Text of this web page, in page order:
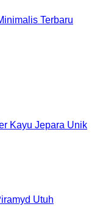
Terbaru
Kayu Jepara Unik
Utuh